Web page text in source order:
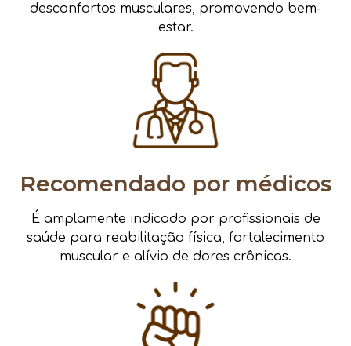
desconfortos musculares, promovendo bem-
estar.
Recomendado por médicos
É amplamente indicado por profissionais de
saúde para reabilitação física, fortalecimento
muscular e alívio de dores crônicas.